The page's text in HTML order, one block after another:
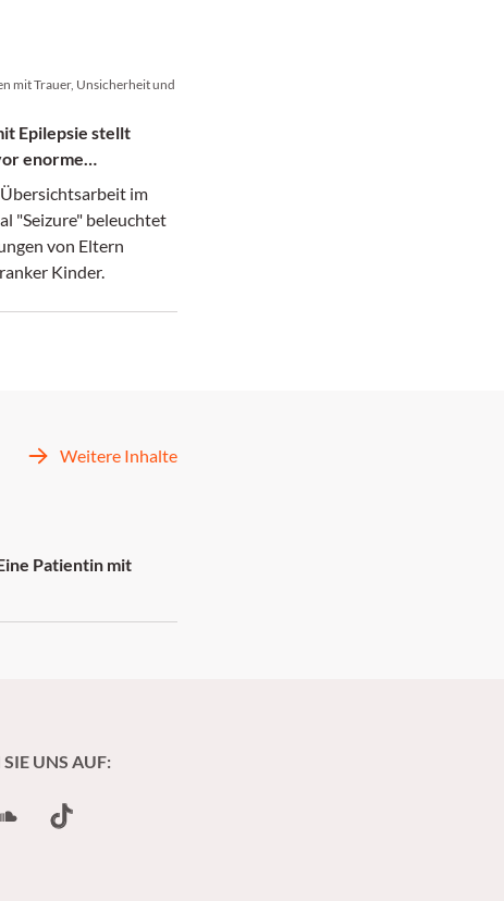
mit Trauer, Unsicherheit und
Epilepsie stellt
enorme
im
"Seizure" beleuchtet
von Eltern
Kinder.
Weitere Inhalte
Patientin mit
SIE UNS AUF:
TikTok